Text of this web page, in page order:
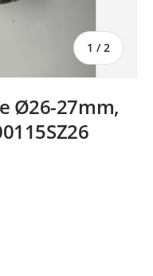
1 / von
2
Ø26-27mm,